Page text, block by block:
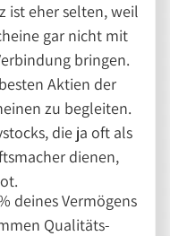
ist eher selten, weil
gar nicht mit
bringen.
Aktien der
zu begleiten.
die ja oft als
dienen,
deines Vermögens
Qualitäts-